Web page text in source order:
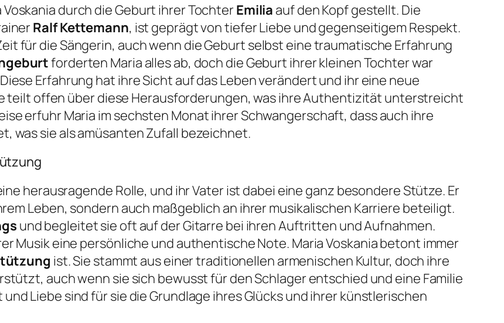
durch die Geburt ihrer Tochter Emilia auf den Kopf gestellt. Die
Ralf Kettemann, ist geprägt von tiefer Liebe und gegenseitigem Respekt.
für die Sängerin, auch wenn die Geburt selbst eine traumatische Erfahrung
forderten Maria alles ab, doch die Geburt ihrer kleinen Tochter war
Erfahrung hat ihre Sicht auf das Leben verändert und ihr eine neue
teilt offen über diese Herausforderungen, was ihre Authentizität unterstreicht
erfuhr Maria im sechsten Monat ihrer Schwangerschaft, dass auch ihre
was sie als amüsanten Zufall bezeichnet.
herausragende Rolle, und ihr Vater ist dabei eine ganz besondere Stütze. Er
Leben, sondern auch maßgeblich an ihrer musikalischen Karriere beteiligt.
und begleitet sie oft auf der Gitarre bei ihren Auftritten und Aufnahmen.
Musik eine persönliche und authentische Note. Maria Voskania betont immer
ist. Sie stammt aus einer traditionellen armenischen Kultur, doch ihre
auch wenn sie sich bewusst für den Schlager entschied und eine Familie
Liebe sind für sie die Grundlage ihres Glücks und ihrer künstlerischen